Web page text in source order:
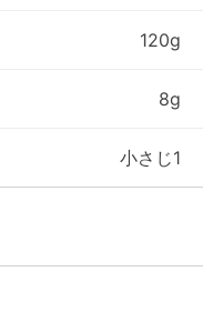
120g
8g
小さじ1